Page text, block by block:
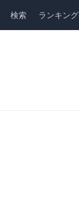
検索 ランキング